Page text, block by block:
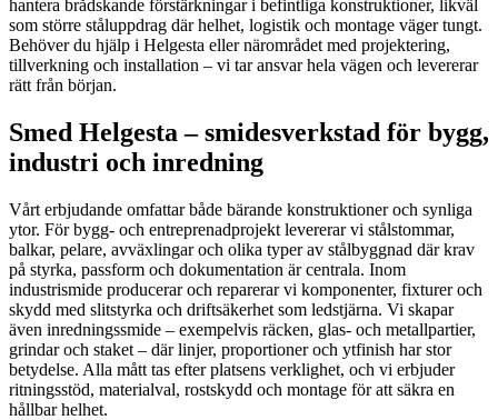
hantera brådskande förstärkningar i befintliga konstruktioner, likväl
som större ståluppdrag där helhet, logistik och montage väger tungt.
Behöver du hjälp i Helgesta eller närområdet med projektering,
tillverkning och installation – vi tar ansvar hela vägen och levererar
rätt från början.
Smed Helgesta – smidesverkstad för bygg,
industri och inredning
Vårt erbjudande omfattar både bärande konstruktioner och synliga
ytor. För bygg- och entreprenadprojekt levererar vi stålstommar,
balkar, pelare, avväxlingar och olika typer av stålbyggnad där krav
på styrka, passform och dokumentation är centrala. Inom
industrismide producerar och reparerar vi komponenter, fixturer och
skydd med slitstyrka och driftsäkerhet som ledstjärna. Vi skapar
även inredningssmide – exempelvis räcken, glas- och metallpartier,
grindar och staket – där linjer, proportioner och ytfinish har stor
betydelse. Alla mått tas efter platsens verklighet, och vi erbjuder
ritningsstöd, materialval, rostskydd och montage för att säkra en
hållbar helhet.